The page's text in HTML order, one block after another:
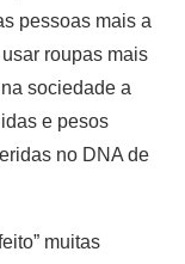
pessoas mais a
roupas mais
sociedade a
e pesos
no DNA de
muitas